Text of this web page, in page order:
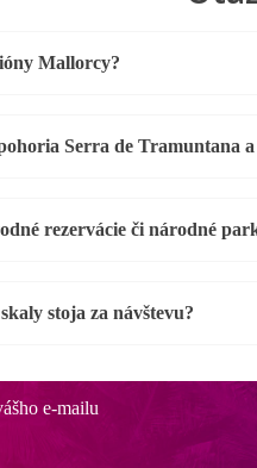
Mallorcy?
Serra de Tramuntana
rezervácie či národné
stoja za návštevu?
e-mailu